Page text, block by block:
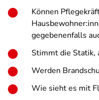
Können
gegebenenfalls
Stimmt die Statik,
Werden
Wie sieht es mit